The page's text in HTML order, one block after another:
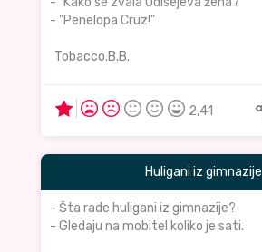
- "Penelopa Cruz!"
Tobacco.B.B.
2,41
Huligani iz gimnazije
- Šta rade huligani iz gimnazije?
- Gledaju na mobitel koliko je sati.